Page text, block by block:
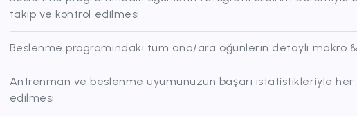
takip ve kontrol edilmesi
Beslenme programındaki tüm ana/ara öğünlerin detaylı makro
Antrenman ve beslenme uyumunuzun başarı istatistikleriyle
edilmesi